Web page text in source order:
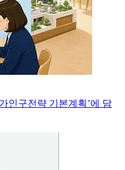
인구전략 기본계획’에 담